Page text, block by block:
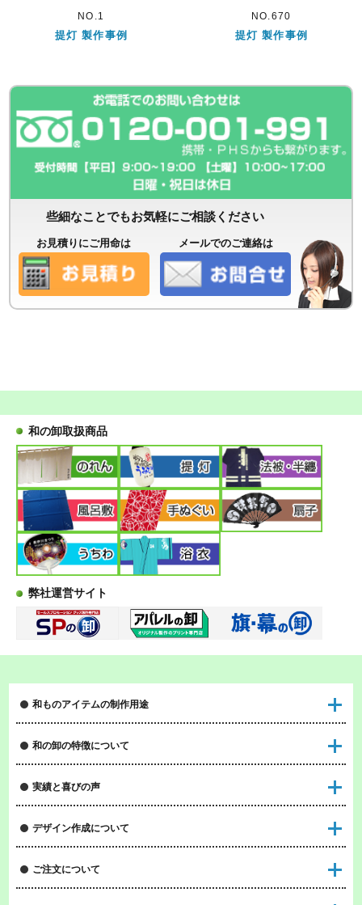
NO.1
提灯 製作事例
NO.670
提灯 製作事例
些細なことでもお気軽にご相談ください
お見積りにご用命は メールでのご連絡は
和の卸取扱商品
弊社運営サイト
和ものアイテムの制作用途
和の卸の特徴について
実績と喜びの声
デザイン作成について
ご注文について